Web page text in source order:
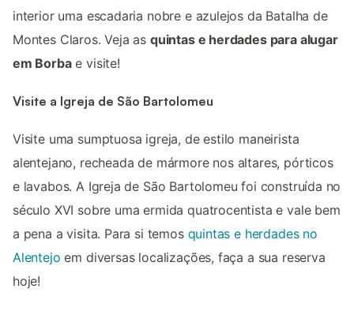
interior uma escadaria nobre e azulejos da Batalha de
Montes Claros. Veja as quintas e herdades para alugar
em Borbae visite!
Visite a Igreja de São Bartolomeu
Visite uma sumptuosa igreja, de estilo maneirista
alentejano, recheada de mármore nos altares, pórticos
e lavabos. A Igreja de São Bartolomeu foi construída no
século XVI sobre uma ermida quatrocentista e vale bem
a pena a visita. Para si temos quintas e herdades no
Alentejo em diversas localizações, faça a sua reserva
hoje!